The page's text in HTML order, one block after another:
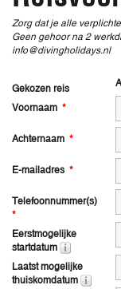
Zorg dat je alle
Geen gehoor na 2
info@divingholidays.nl
Gekozen reis
Voornaam *
Achternaam *
E-mailadres *
Telefoonnummer(s)
*
Eerstmogelijke
startdatum
Laatst mogelijke
thuiskomdatum